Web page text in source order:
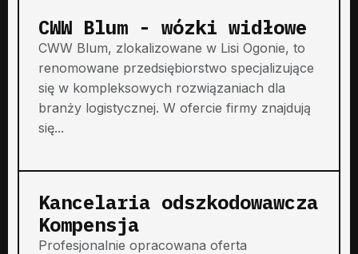
CWW Blum - wózki widłowe
CWW Blum, zlokalizowane w Lisi Ogonie, to
renomowane przedsiębiorstwo specjalizujące
się w kompleksowych rozwiązaniach dla
branży logistycznej. W ofercie firmy znajdują
się...
Kancelaria odszkodowawcza
Kompensja
Profesjonalnie opracowana oferta